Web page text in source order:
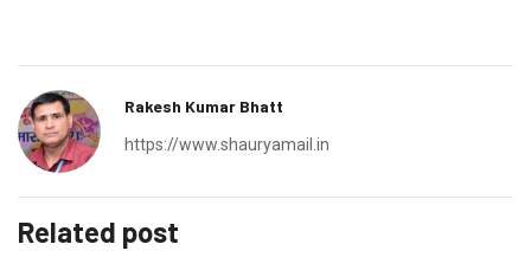
Rakesh Kumar Bhatt
https://www.shauryamail.in
Related post